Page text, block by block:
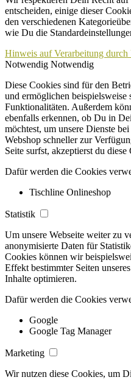
entscheiden, einige dieser
den verschiedenen
wie Du die
Hinweis auf Verarbeitung durch
Notwendig Notwendig
Diese Cookies sind für den
und ermöglichen beispielsweise
Funktionalitäten. Außerdem
ebenfalls erkennen, ob Du in
möchtest, um unsere Dienste
Webshop schneller zur
Seite surfst, akzeptierst du diese
Dafür werden die Cookies
Tischline Onlineshop
Statistik
Um unsere Webseite weiter zu
anonymisierte Daten für
Cookies können wir
Effekt bestimmter Seiten
Inhalte optimieren.
Dafür werden die Cookies
Google
Google Tag Manager
Marketing
Wir nutzen diese Cookies, um